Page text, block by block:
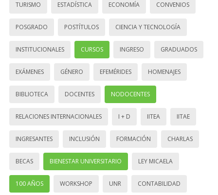
TURISMO ESTADÍSTICA ECONOMÍA CONVENIOS
POSGRADO POSTÍTULOS CIENCIA Y TECNOLOGÍA
INSTITUCIONALES CURSOS INGRESO GRADUADOS
EXÁMENES GÉNERO EFEMÉRIDES HOMENAJES
BIBLIOTECA DOCENTES NODOCENTES
RELACIONES INTERNACIONALES I + D IITEA IITAE
INGRESANTES INCLUSIÓN FORMACIÓN CHARLAS
BECAS BIENESTAR UNIVERSITARIO LEY MICAELA
100 AÑOS WORKSHOP UNR CONTABILIDAD